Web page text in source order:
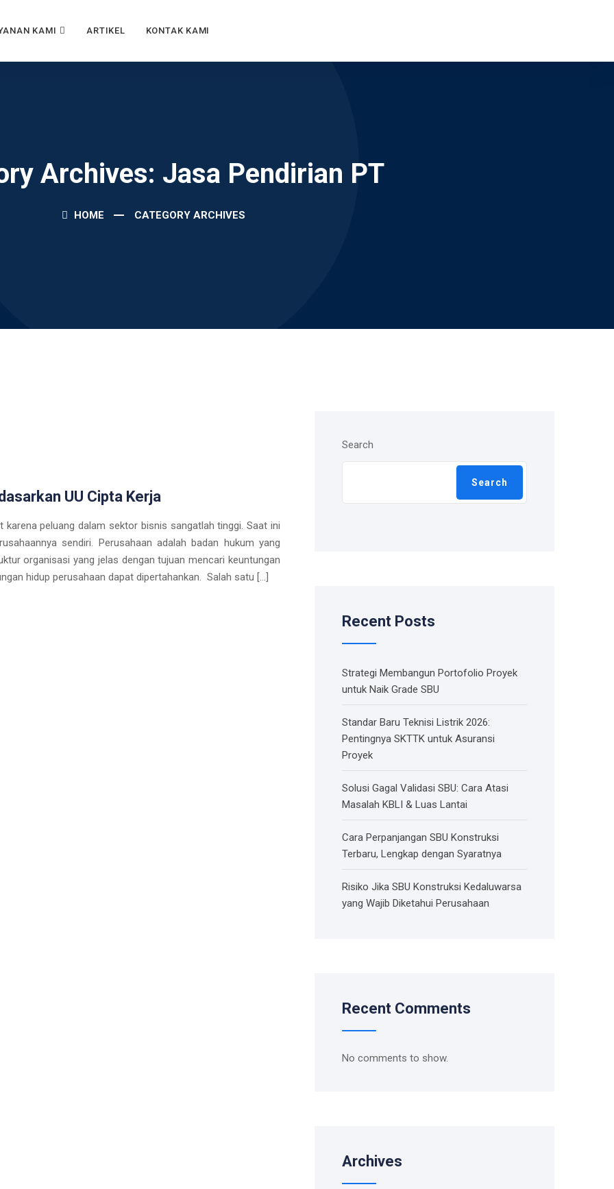
KAMI ARTIKEL KONTAK KAMI
Archives: Jasa Pendirian PT
HOME CATEGORY ARCHIVES
UU Cipta Kerja
peluang dalam sektor bisnis sangatlah tinggi. Saat ini
sendiri. Perusahaan adalah badan hukum yang
organisasi yang jelas dengan tujuan mencari keuntungan
hidup perusahaan dapat dipertahankan. Salah satu […]
Search
Search
Recent Posts
Strategi Membangun Portofolio Proyek
untuk Naik Grade SBU
Standar Baru Teknisi Listrik 2026:
Pentingnya SKTTK untuk Asuransi
Proyek
Solusi Gagal Validasi SBU: Cara Atasi
Masalah KBLI & Luas Lantai
Cara Perpanjangan SBU Konstruksi
Terbaru, Lengkap dengan Syaratnya
Risiko Jika SBU Konstruksi Kedaluwarsa
yang Wajib Diketahui Perusahaan
Recent Comments
No comments to show.
Archives